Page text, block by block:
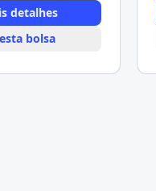
detalhes
bolsa